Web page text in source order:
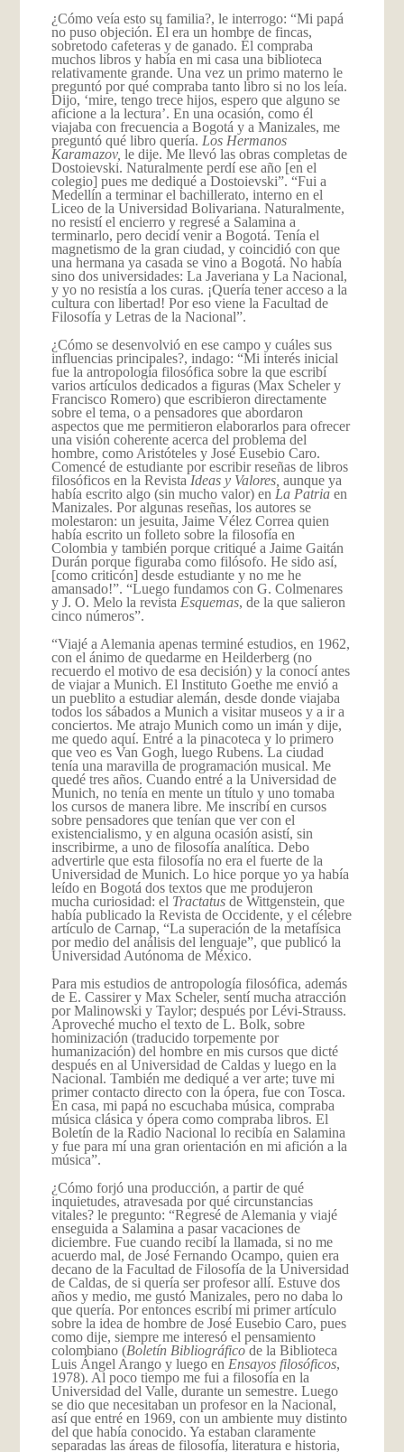
¿Cómo veía esto su familia?, le interrogo: “Mi papá
no puso objeción. Él era un hombre de fincas,
sobretodo cafeteras y de ganado. Él compraba
muchos libros y había en mi casa una biblioteca
relativamente grande. Una vez un primo materno le
preguntó por qué compraba tanto libro si no los leía.
Dijo, ‘mire, tengo trece hijos, espero que alguno se
aficione a la lectura’. En una ocasión, como él
viajaba con frecuencia a Bogotá y a Manizales, me
preguntó qué libro quería. Los Hermanos
Karamazov, le dije. Me llevó las obras completas de
Dostoievski. Naturalmente perdí ese año [en el
colegio] pues me dediqué a Dostoievski”. “Fui a
Medellín a terminar el bachillerato, interno en el
Liceo de la Universidad Bolivariana. Naturalmente,
no resistí el encierro y regresé a Salamina a
terminarlo, pero decidí venir a Bogotá. Tenía el
magnetismo de la gran ciudad, y coincidió con que
una hermana ya casada se vino a Bogotá. No había
sino dos universidades: La Javeriana y La Nacional,
y yo no resistía a los curas. ¡Quería tener acceso a la
cultura con libertad! Por eso viene la Facultad de
Filosofía y Letras de la Nacional”.
¿Cómo se desenvolvió en ese campo y cuáles sus
influencias principales?, indago: “Mi interés inicial
fue la antropología filosófica sobre la que escribí
varios artículos dedicados a figuras (Max Scheler y
Francisco Romero) que escribieron directamente
sobre el tema, o a pensadores que abordaron
aspectos que me permitieron elaborarlos para ofrecer
una visión coherente acerca del problema del
hombre, como Aristóteles y José Eusebio Caro.
Comencé de estudiante por escribir reseñas de libros
filosóficos en la Revista Ideas y Valores, aunque ya
había escrito algo (sin mucho valor) en La Patriaen
Manizales. Por algunas reseñas, los autores se
molestaron: un jesuita, Jaime Vélez Correa quien
había escrito un folleto sobre la filosofía en
Colombia y también porque critiqué a Jaime Gaitán
Durán porque figuraba como filósofo. He sido así,
[como criticón] desde estudiante y no me he
amansado!”. “Luego fundamos con G. Colmenares
y J. O. Melo la revista Esquemas, de la que salieron
cinco números”.
“Viajé a Alemania apenas terminé estudios, en 1962,
con el ánimo de quedarme en Heilderberg (no
recuerdo el motivo de esa decisión) y la conocí antes
de viajar a Munich. El Instituto Goethe me envió a
un pueblito a estudiar alemán, desde donde viajaba
todos los sábados a Munich a visitar museos y a ir a
conciertos. Me atrajo Munich como un imán y dije,
me quedo aquí. Entré a la pinacoteca y lo primero
que veo es Van Gogh, luego Rubens. La ciudad
tenía una maravilla de programación musical. Me
quedé tres años. Cuando entré a la Universidad de
Munich, no tenía en mente un título y uno tomaba
los cursos de manera libre. Me inscribí en cursos
sobre pensadores que tenían que ver con el
existencialismo, y en alguna ocasión asistí, sin
inscribirme, a uno de filosofía analítica. Debo
advertirle que esta filosofía no era el fuerte de la
Universidad de Munich. Lo hice porque yo ya había
leído en Bogotá dos textos que me produjeron
mucha curiosidad: el Tractatusde Wittgenstein, que
había publicado la Revista de Occidente, y el célebre
artículo de Carnap, “La superación de la metafísica
por medio del análisis del lenguaje”, que publicó la
Universidad Autónoma de México.
Para mis estudios de antropología filosófica, además
de E. Cassirer y Max Scheler, sentí mucha atracción
por Malinowski y Taylor; después por Lévi-Strauss.
Aproveché mucho el texto de L. Bolk, sobre
hominización (traducido torpemente por
humanización) del hombre en mis cursos que dicté
después en al Universidad de Caldas y luego en la
Nacional. También me dediqué a ver arte; tuve mi
primer contacto directo con la ópera, fue con Tosca.
En casa, mi papá no escuchaba música, compraba
música clásica y ópera como compraba libros. El
Boletín de la Radio Nacional lo recibía en Salamina
y fue para mí una gran orientación en mi afición a la
música”.
¿Cómo forjó una producción, a partir de qué
inquietudes, atravesada por qué circunstancias
vitales? le pregunto: “Regresé de Alemania y viajé
enseguida a Salamina a pasar vacaciones de
diciembre. Fue cuando recibí la llamada, si no me
acuerdo mal, de José Fernando Ocampo, quien era
decano de la Facultad de Filosofía de la Universidad
de Caldas, de si quería ser profesor allí. Estuve dos
años y medio, me gustó Manizales, pero no daba lo
que quería. Por entonces escribí mi primer artículo
sobre la idea de hombre de José Eusebio Caro, pues
como dije, siempre me interesó el pensamiento
colombiano (Boletín Bibliográficode la Biblioteca
Luis Ángel Arango y luego en Ensayos filosóficos,
1978). Al poco tiempo me fui a filosofía en la
Universidad del Valle, durante un semestre. Luego
se dio que necesitaban un profesor en la Nacional,
así que entré en 1969, con un ambiente muy distinto
del que había conocido. Ya estaban claramente
separadas las áreas de filosofía, literatura e historia,